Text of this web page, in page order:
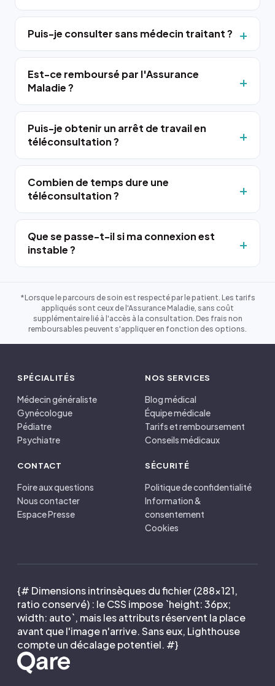
Puis-je consulter sans médecin traitant ?
Est-ce remboursé par l'Assurance
Maladie ?
Puis-je obtenir un arrêt de travail en
téléconsultation ?
Combien de temps dure une
téléconsultation ?
Que se passe-t-il si ma connexion est
instable ?
*Lorsque le parcours de soin est respecté par le patient. Les tarifs
appliqués sont ceux de l'Assurance Maladie, sans coût
supplémentaire lié à l'accès à la consultation. Des frais non
remboursables peuvent s'appliquer en fonction des options.
SPÉCIALITÉS
Médecin généraliste
Gynécologue
Pédiatre
Psychiatre
NOS SERVICES
Blog médical
Équipe médicale
Tarifs et remboursement
Conseils médicaux
CONTACT
Foire aux questions
Nous contacter
Espace Presse
SÉCURITÉ
Politique de confidentialité
Information &
consentement
Cookies
{# Dimensions intrinsèques du fichier (288×121,
ratio conservé) : le CSS impose `height: 36px;
width: auto`, mais les attributs réservent la place
avant que l'image n'arrive. Sans eux, Lighthouse
compte un décalage potentiel. #}